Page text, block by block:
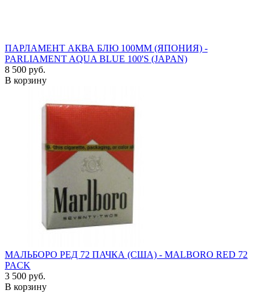
ПАРЛАМЕНТ АКВА БЛЮ 100ММ (ЯПОНИЯ) -
PARLIAMENT AQUA BLUE 100'S (JAPAN)
8 500 руб.
В корзину
МАЛЬБОРО РЕД 72 ПАЧКА (США) - MALBORO RED 72
PACK
3 500 руб.
В корзину